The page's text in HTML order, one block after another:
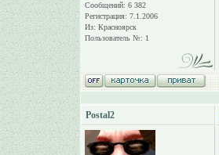
Сообщений: 6 382
Регистрация: 7.1.2006
Из: Красноярск
Пользователь №: 1
Postal2